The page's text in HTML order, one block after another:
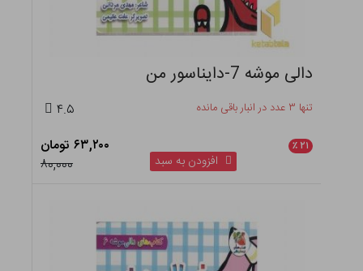
دالی موشه 7-دایناسور من
تنها ۳ عدد در انبار باقی مانده ۴.۵
۲۱ ٪
۶۳,۲۰۰ تومان
۸۰,۰۰۰
افزودن به سبد